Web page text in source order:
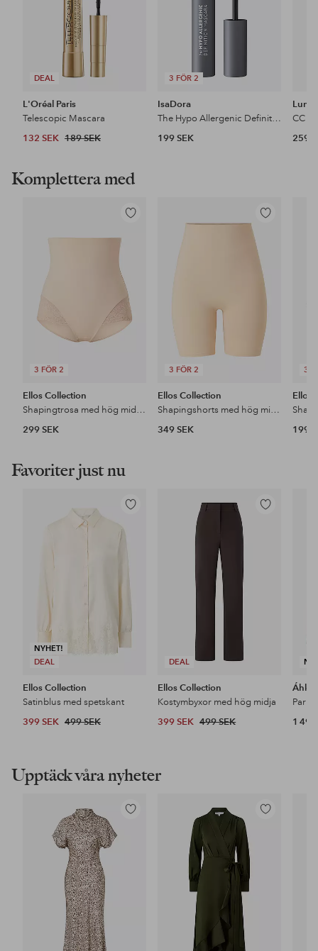
DEAL
L'Oréal Paris
Telescopic Mascara
132 SEK 189 SEK
3 FÖR 2
IsaDora
The Hypo Allergenic Definition Mascara
199 SEK
259
Komplettera med
3 FÖR 2
Lägg
i
Ellos Collection
Shapingtrosa med hög midja – medium support
299 SEK
3 FÖR 2
Lägg
i
favoriter
Ellos Collection
Shapingshorts med hög midja - medium support
349 SEK
3
Ellos
199
Favoriter just nu
NYHET!
DEAL
Lägg
i
Ellos Collection
Satinblus med spetskant
399 SEK 499 SEK
DEAL
Lägg
Ellos Collection
Kostymbyxor med hög midja
399 SEK 499 SEK 1 499
Upptäck våra nyheter
Lägg
Lägg